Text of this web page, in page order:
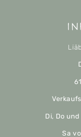
Di, Do
Sa